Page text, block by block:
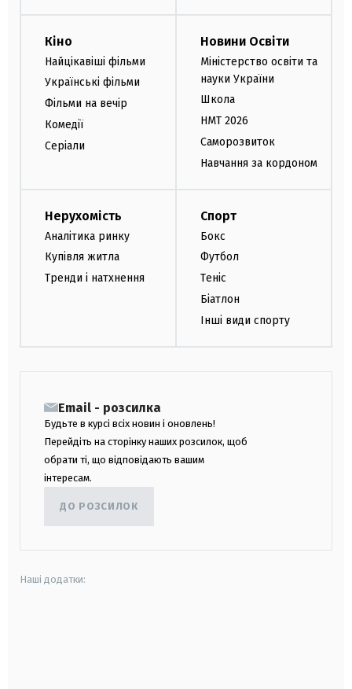
Кіно
Найцікавіші фільми
Українські фільми
Фільми на вечір
Комедії
Серіали
Новини Освіти
Міністерство освіти та
науки України
Школа
НМТ 2026
Саморозвиток
Навчання за кордоном
Нерухомість
Аналітика ринку
Купівля житла
Тренди і натхнення
Спорт
Бокс
Футбол
Теніс
Біатлон
Інші види спорту
Email - розсилка
Будьте в курсі всіх новин і оновлень!
Перейдіть на сторінку наших розсилок, щоб
обрати ті, що відповідають вашим
інтересам.
ДО РОЗСИЛОК
Наші додатки: